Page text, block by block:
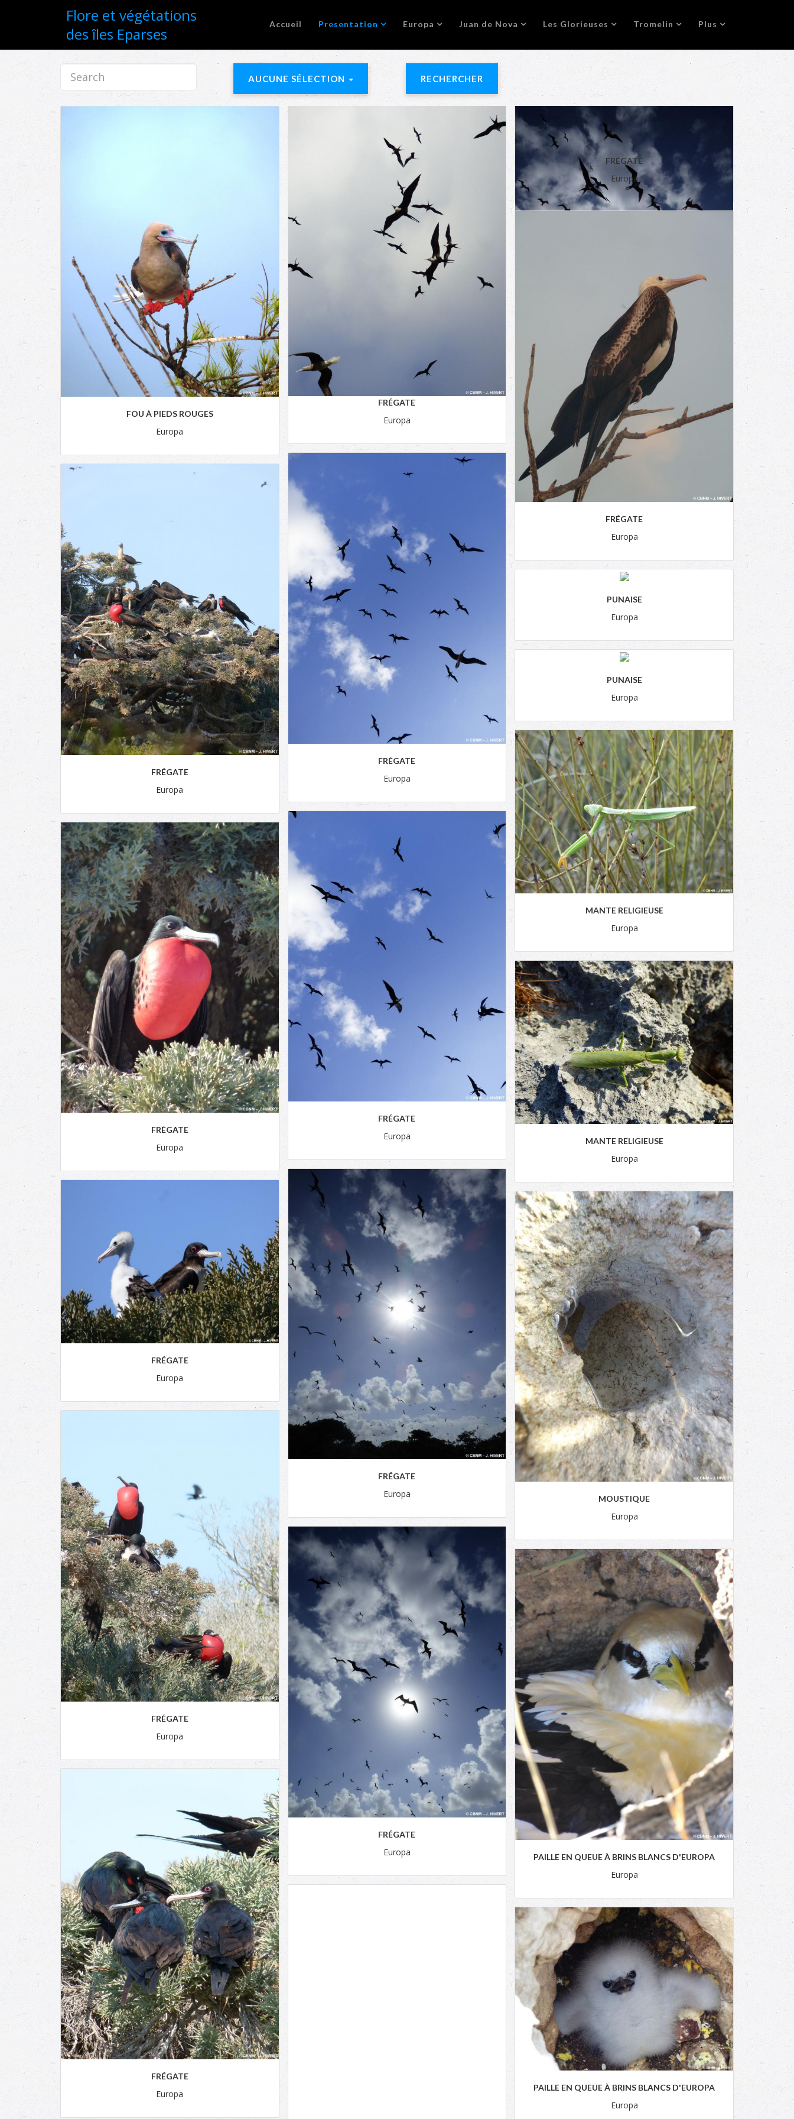
Flore et végétations
des îles Eparses
Accueil Presentation Europa Juan de Nova Les Glorieuses Tromelin Plus
AUCUNE SÉLECTION RECHERCHER
FOU À PIEDS ROUGES
Europa
FRÉGATE
Europa
FRÉGATE
Europa
FRÉGATE
Europa
FRÉGATE
Europa
FRÉGATE
Europa
FRÉGATE
Europa
FRÉGATE
Europa
FRÉGATE
Europa
FRÉGATE
Europa
FRÉGATE
Europa
FRÉGATE
Europa
FRÉGATE
Europa
PUNAISE
Europa
PUNAISE
Europa
MANTE RELIGIEUSE
Europa
MANTE RELIGIEUSE
Europa
MOUSTIQUE
Europa
PAILLE EN QUEUE À BRINS BLANCS D'EUROPA
Europa
PAILLE EN QUEUE À BRINS BLANCS D'EUROPA
Europa